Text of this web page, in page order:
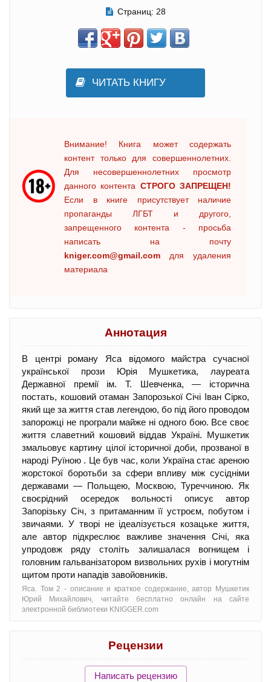
Страниц: 28
ЧИТАТЬ КНИГУ
Внимание! Книга может содержать
контент только для совершеннолетних.
Для несовершеннолетних просмотр
данного контента СТРОГО ЗАПРЕЩЕН!
Если в книге присутствует наличие
пропаганды ЛГБТ и другого,
запрещенного контента - просьба
написать на почту
kniger.com@gmail.com для удаления
материала
Аннотация
В центрі роману Яса відомого майстра сучасної
української прози Юрія Мушкетика, лауреата
Державної премії ім. Т. Шевченка, — історична
постать, кошовий отаман Запорозької Січі Іван Сірко,
який ще за життя став легендою, бо під його проводом
запорожці не програли майже ні одного бою. Все своє
життя славетний кошовий віддав Україні. Мушкетик
змальовує картину цілої історичної доби, прозваної в
народі Руїною . Це був час, коли Україна стає ареною
жорстокої боротьби за сфери впливу між сусідніми
державами — Польщею, Москвою, Туреччиною. Як
своєрідний осередок вольності описує автор
Запорізьку Січ, з притаманним її устроєм, побутом і
звичаями. У творі не ідеалізується козацьке життя,
але автор підкреслює важливе значення Січі, яка
упродовж ряду століть залишалася вогнищем і
головним гальванізатором визвольних рухів і могутнім
щитом проти нападів завойовників.
Яса. Том 2 - oписание и краткое содержание, автор Мушкетик
Юрий Михайлович, читайте бесплатно онлайн на сайте
электронной библиотеки KNIGGER.com
Рецензии
Написать рецензию